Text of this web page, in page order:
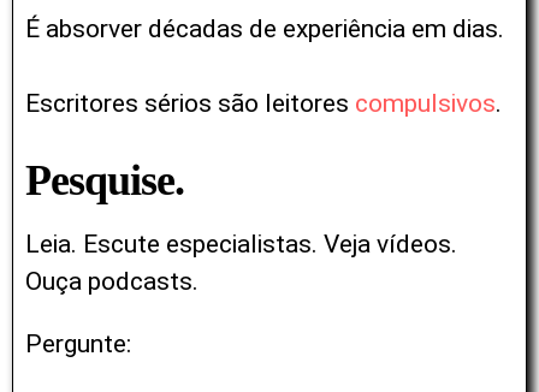
É absorver décadas de experiência em dias.
Escritores sérios são leitores compulsivos.
Pesquise.
Leia. Escute especialistas. Veja vídeos.
Ouça podcasts.
Pergunte: